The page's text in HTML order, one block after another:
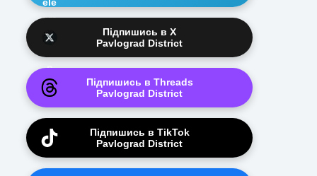
Підпишись в X
Pavlograd District
Підпишись в Threads
Pavlograd District
Підпишись в TikTok
Pavlograd District